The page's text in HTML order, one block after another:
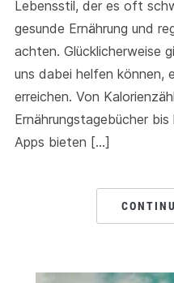
Lebensstil, der es oft
gesunde Ernährung und
achten. Glücklicherweise
uns dabei helfen können,
erreichen. Von
Ernährungstagebücher
Apps bieten […]